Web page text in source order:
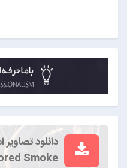
دانلود
Smoke